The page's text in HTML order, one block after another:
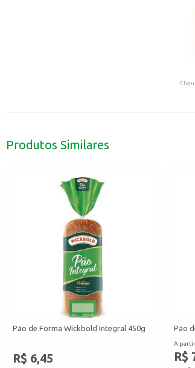
Produtos Similares
Pão de Forma Wickbold Integral 450g
R$ 6,45
Pão
A partir
R$